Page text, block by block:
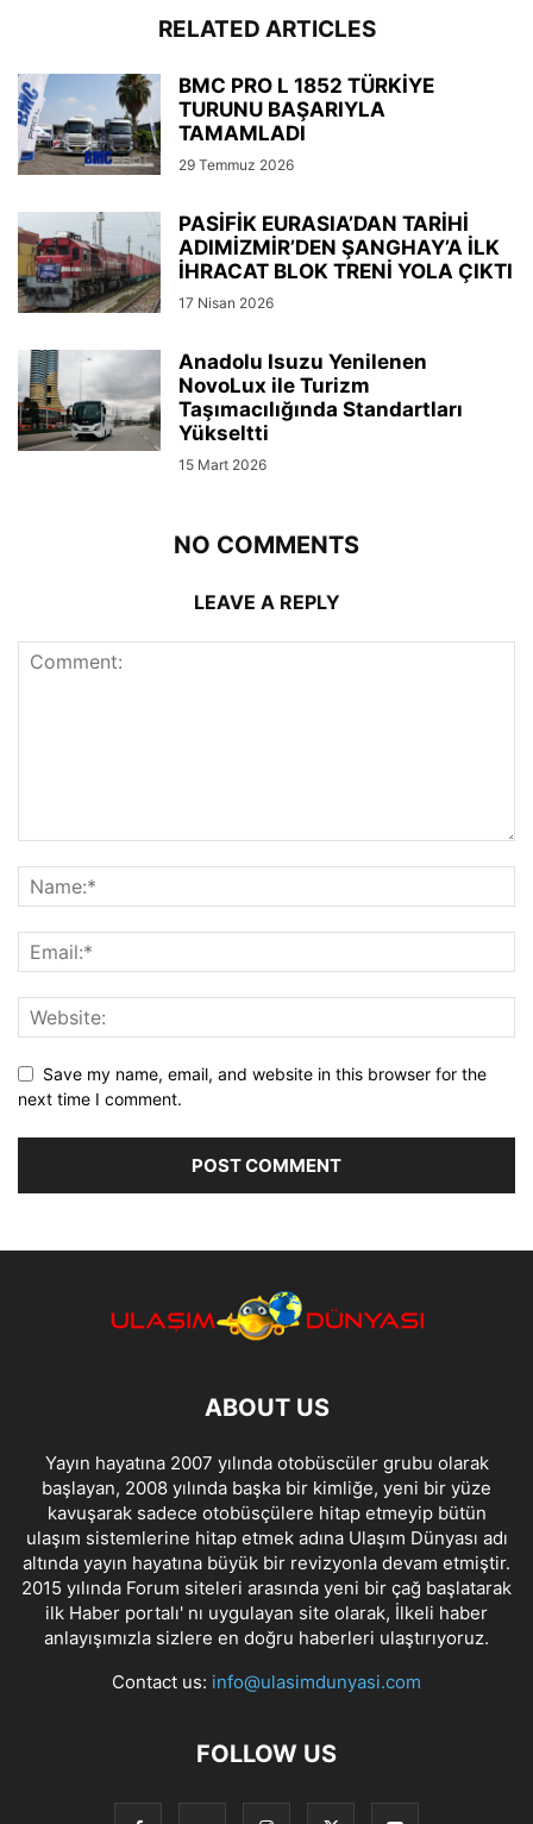
RELATED ARTICLES
BMC PRO L 1852 TÜRKİYE
TURUNU BAŞARIYLA
TAMAMLADI
29 Temmuz 2026
PASİFİK EURASIA’DAN TARİHİ
ADIMİZMİR’DEN ŞANGHAY’A İLK
İHRACAT BLOK TRENİ YOLA ÇIKTI
17 Nisan 2026
Anadolu Isuzu Yenilenen
NovoLux ile Turizm
Taşımacılığında Standartları
Yükseltti
15 Mart 2026
NO COMMENTS
LEAVE A REPLY
Save my name, email, and website in this browser for the
next time I comment.
ABOUT US
Yayın hayatına 2007 yılında otobüscüler grubu olarak
başlayan, 2008 yılında başka bir kimliğe, yeni bir yüze
kavuşarak sadece otobüsçülere hitap etmeyip bütün
ulaşım sistemlerine hitap etmek adına Ulaşım Dünyası adı
altında yayın hayatına büyük bir revizyonla devam etmiştir.
2015 yılında Forum siteleri arasında yeni bir çağ başlatarak
ilk Haber portalı' nı uygulayan site olarak, İlkeli haber
anlayışımızla sizlere en doğru haberleri ulaştırıyoruz.
Contact us: info@ulasimdunyasi.com
FOLLOW US